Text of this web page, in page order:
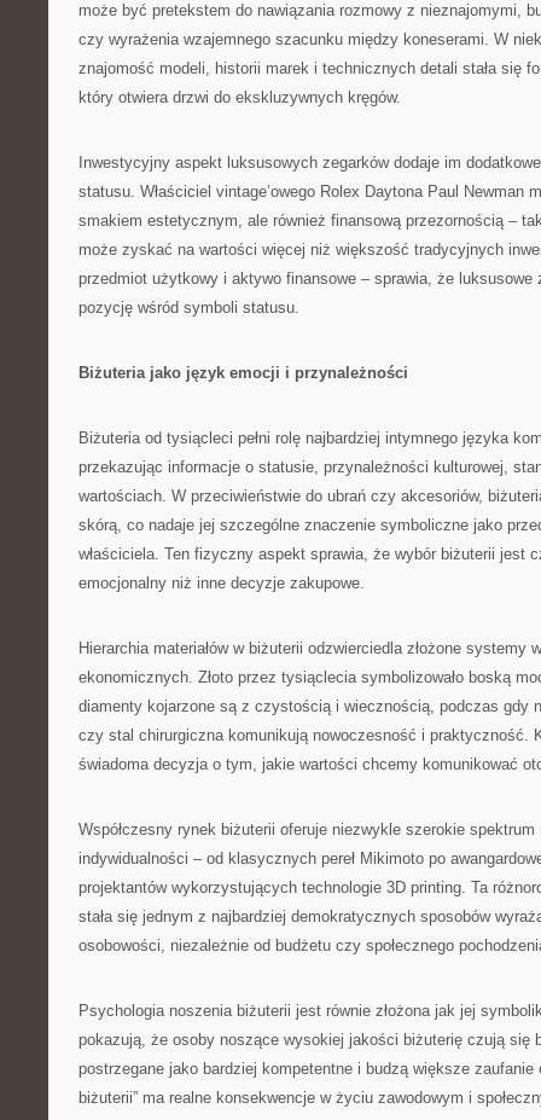
może być pretekstem do nawiązania rozmowy z nieznajomymi,
czy wyrażenia wzajemnego szacunku między koneserami. W
znajomość modeli, historii marek i technicznych detali stała się
który otwiera drzwi do ekskluzywnych kręgów.
Inwestycyjny aspekt luksusowych zegarków dodaje im
statusu. Właściciel vintage’owego Rolex Daytona Paul Newman
smakiem estetycznym, ale również finansową przezornością –
może zyskać na wartości więcej niż większość tradycyjnych
przedmiot użytkowy i aktywo finansowe – sprawia, że luksusowe
pozycję wśród symboli statusu.
Biżuteria jako język emocji i przynależności
Biżuteria od tysiącleci pełni rolę najbardziej intymnego języka
przekazując informacje o statusie, przynależności kulturowej,
wartościach. W przeciwieństwie do ubrań czy akcesoriów,
skórą, co nadaje jej szczególne znaczenie symboliczne jako
właściciela. Ten fizyczny aspekt sprawia, że wybór biżuterii jest
emocjonalny niż inne decyzje zakupowe.
Hierarchia materiałów w biżuterii odzwierciedla złożone systemy
ekonomicznych. Złoto przez tysiąclecia symbolizowało boską
diamenty kojarzone są z czystością i wiecznością, podczas gdy
czy stal chirurgiczna komunikują nowoczesność i praktyczność.
świadoma decyzja o tym, jakie wartości chcemy komunikować
Współczesny rynek biżuterii oferuje niezwykle szerokie
indywidualności – od klasycznych pereł Mikimoto po
projektantów wykorzystujących technologie 3D printing. Ta
stała się jednym z najbardziej demokratycznych sposobów
osobowości, niezależnie od budżetu czy społecznego
Psychologia noszenia biżuterii jest równie złożona jak jej
pokazują, że osoby noszące wysokiej jakości biżuterię czują się
postrzegane jako bardziej kompetentne i budzą większe zaufanie
biżuterii” ma realne konsekwencje w życiu zawodowym i